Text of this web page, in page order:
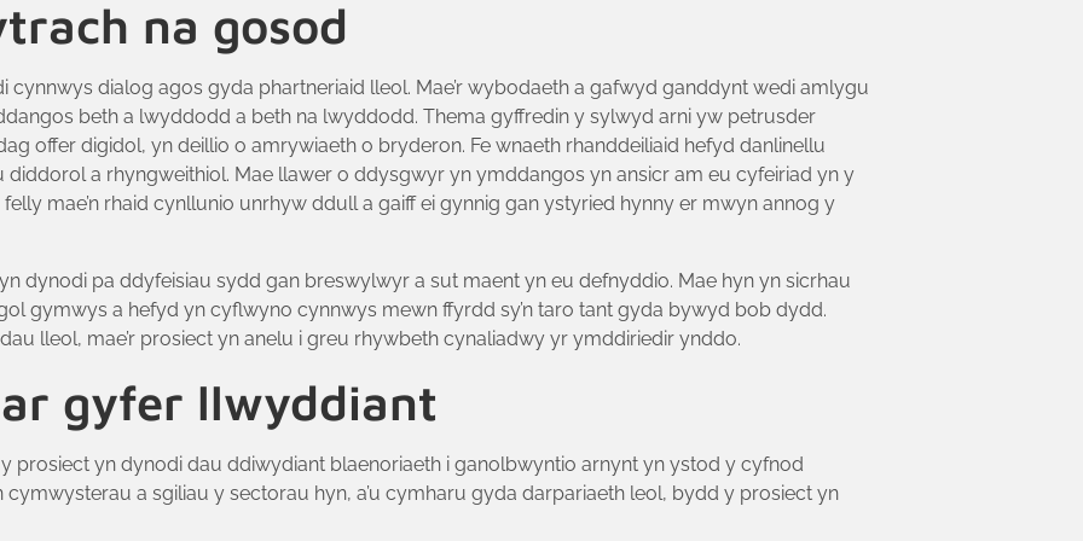
na gosod
dialog agos gyda phartneriaid lleol. Mae’r wybodaeth a gafwyd ganddynt wedi amlygu
beth a lwyddodd a beth na lwyddodd. Thema gyffredin y sylwyd arni yw petrusder
offer digidol, yn deillio o amrywiaeth o bryderon. Fe wnaeth rhanddeiliaid hefyd danlinellu
a rhyngweithiol. Mae llawer o ddysgwyr yn ymddangos yn ansicr am eu cyfeiriad yn y
mae’n rhaid cynllunio unrhyw ddull a gaiff ei gynnig gan ystyried hynny er mwyn annog y
dynodi pa ddyfeisiau sydd gan breswylwyr a sut maent yn eu defnyddio. Mae hyn yn sicrhau
gymwys a hefyd yn cyflwyno cynnwys mewn ffyrdd sy’n taro tant gyda bywyd bob dydd.
lleol, mae’r prosiect yn anelu i greu rhywbeth cynaliadwy yr ymddiriedir ynddo.
gyfer llwyddiant
prosiect yn dynodi dau ddiwydiant blaenoriaeth i ganolbwyntio arnynt yn ystod y cyfnod
a sgiliau y sectorau hyn, a’u cymharu gyda darpariaeth leol, bydd y prosiect yn